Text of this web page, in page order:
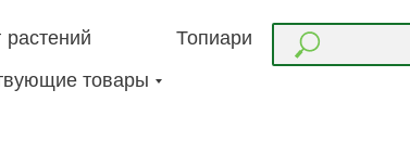
Топиари
растений
товары